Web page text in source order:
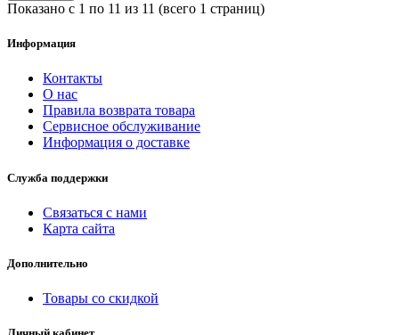
Показано с 1 по 11 из 11 (всего 1 страниц)
Информация
Контакты
О нас
Правила возврата товара
Сервисное обслуживание
Информация о доставке
Служба поддержки
Связаться с нами
Карта сайта
Дополнительно
Товары со скидкой